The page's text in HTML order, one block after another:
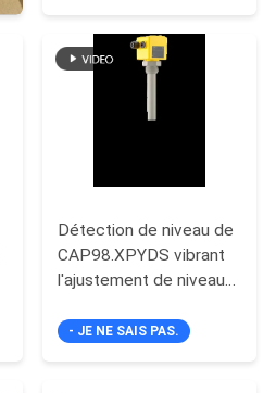
Détection de niveau de
CAP98.XPYDS vibrant
l'ajustement de niveau
- JE NE SAIS PAS.